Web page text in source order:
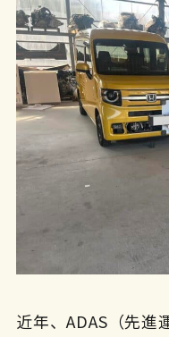
近年、ADAS（先進